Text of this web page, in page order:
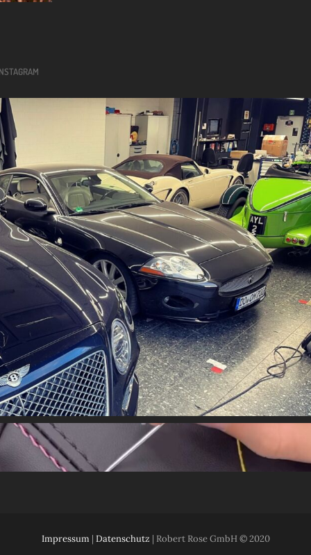
Impressum | Datenschutz | Robert Rose GmbH © 2020